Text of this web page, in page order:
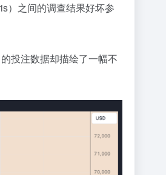
）之间的调查结果好坏参
投注数据却描绘了一幅不